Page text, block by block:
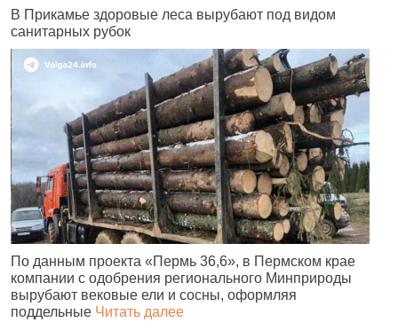
В Прикамье здоровые леса вырубают под видом
санитарных рубок
По данным проекта «Пермь 36,6», в Пермском крае
компании с одобрения регионального Минприроды
вырубают вековые ели и сосны, оформляя
поддельные Читать далее